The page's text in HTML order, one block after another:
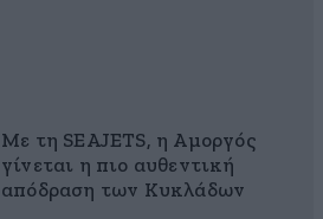
Με τη SEAJETS, η Αμοργός
γίνεται η πιο αυθεντική
απόδραση των Κυκλάδων